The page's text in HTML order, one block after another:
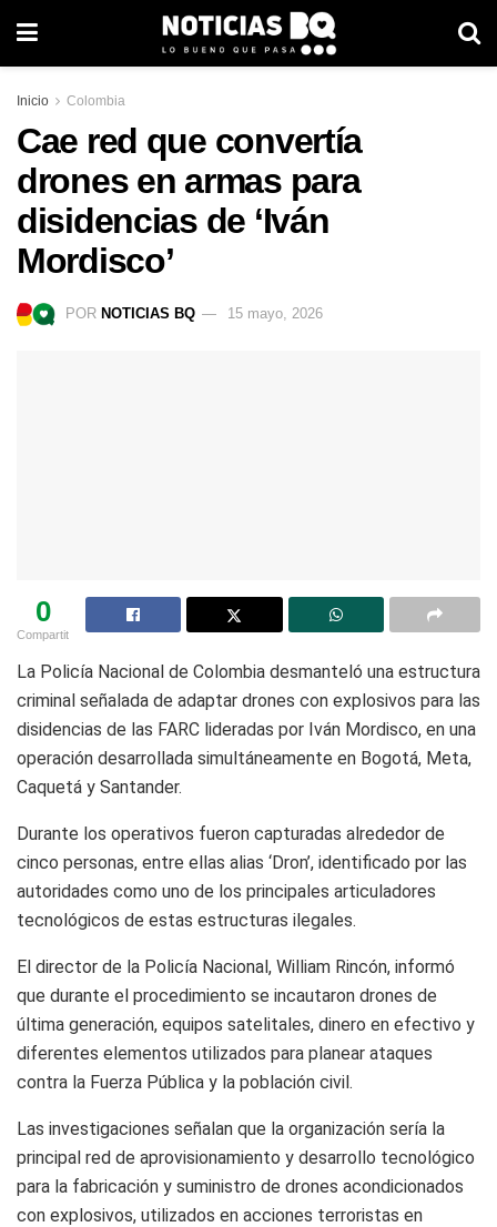
Inicio Colombia
Cae red que convertía
drones en armas para
disidencias de ‘Iván
Mordisco’
POR NOTICIAS BQ 15 mayo, 2026
0
Compartit
La Policía Nacional de Colombia desmanteló una estructura
criminal señalada de adaptar drones con explosivos para las
disidencias de las FARC lideradas por Iván Mordisco, en una
operación desarrollada simultáneamente en Bogotá, Meta,
Caquetá y Santander.
Durante los operativos fueron capturadas alrededor de
cinco personas, entre ellas alias ‘Dron’, identificado por las
autoridades como uno de los principales articuladores
tecnológicos de estas estructuras ilegales.
El director de la Policía Nacional, William Rincón, informó
que durante el procedimiento se incautaron drones de
última generación, equipos satelitales, dinero en efectivo y
diferentes elementos utilizados para planear ataques
contra la Fuerza Pública y la población civil.
Las investigaciones señalan que la organización sería la
principal red de aprovisionamiento y desarrollo tecnológico
para la fabricación y suministro de drones acondicionados
con explosivos, utilizados en acciones terroristas en